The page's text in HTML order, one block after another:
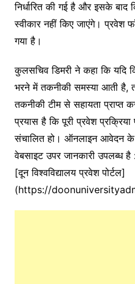
निर्धारित की गई है और इसके बाद
स्वीकार नहीं किए जाएंगे। प्रवेश
गया है।
कुलसचिव डिमरी ने कहा कि यदि
भरने में तकनीकी समस्या आती है,
तकनीकी टीम से सहायता प्राप्त
प्रयास है कि पूरी प्रवेश
संचालित हो। ऑनलाइन आवेदन के
वेबसाइट उपर जानकारी उपलब्ध है
[दून विश्वविद्यालय प्रवेश पोर्टल]
(https://